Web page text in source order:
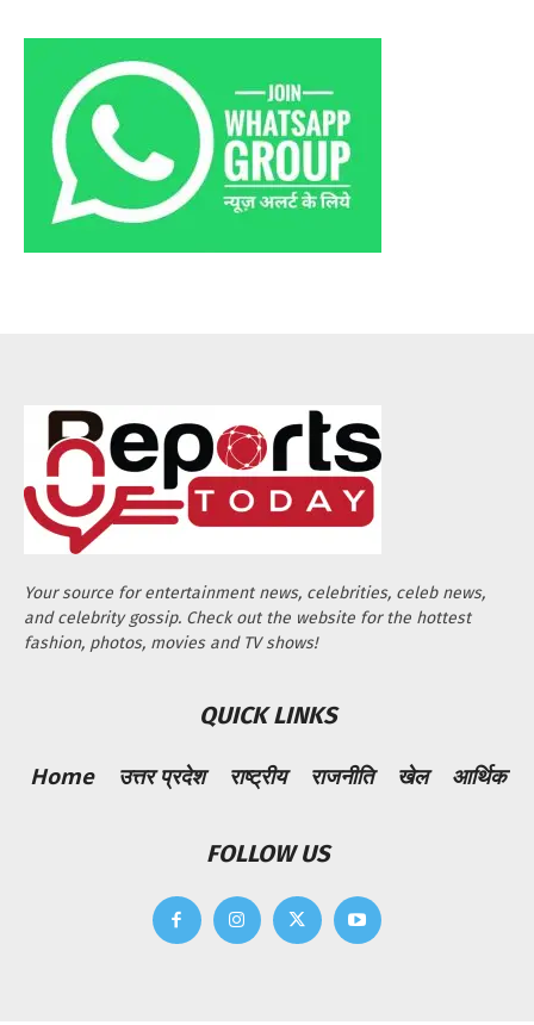
Your source for entertainment news, celebrities, celeb news,
and celebrity gossip. Check out the website for the hottest
fashion, photos, movies and TV shows!
QUICK LINKS
Home उत्तर प्रदेश राष्ट्रीय राजनीति खेल आर्थिक
FOLLOW US